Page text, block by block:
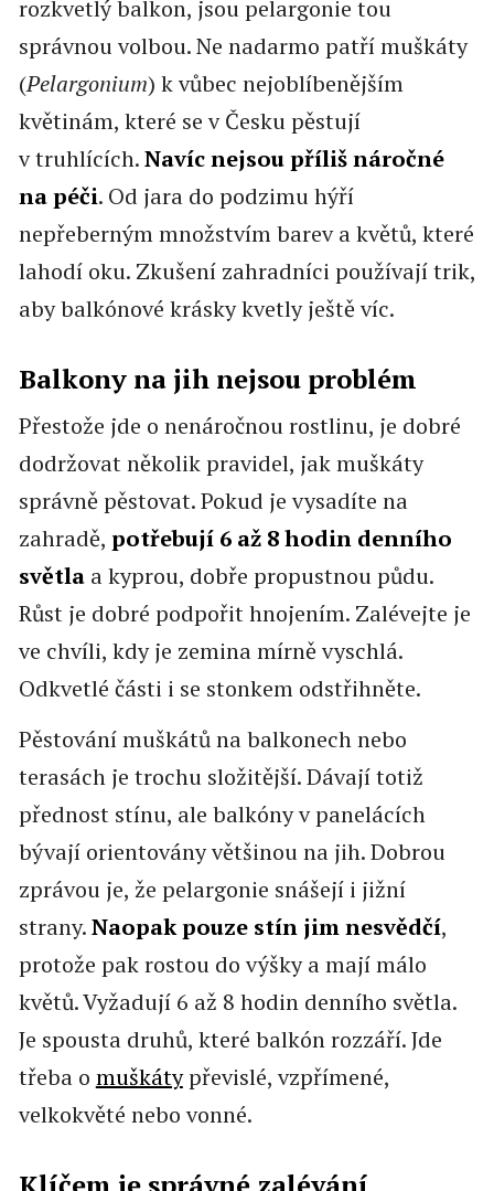
rozkvetlý balkon, jsou pelargonie tou
správnou volbou. Ne nadarmo patří muškáty
(Pelargonium) k vůbec nejoblíbenějším
květinám, které se v Česku pěstují
v truhlících.Navíc nejsou příliš náročné
na péči. Od jara do podzimu hýří
nepřeberným množstvím barev a květů, které
lahodí oku. Zkušení zahradníci používají trik,
aby balkónové krásky kvetly ještě víc.
Balkony na jih nejsou problém
Přestože jde o nenáročnou rostlinu, je dobré
dodržovat několik pravidel, jak muškáty
správně pěstovat. Pokud je vysadíte na
zahradě, potřebují 6 až 8 hodin denního
světlaa kyprou, dobře propustnou půdu.
Růst je dobré podpořit hnojením. Zalévejte je
ve chvíli, kdy je zemina mírně vyschlá.
Odkvetlé části i se stonkem odstřihněte.
Pěstování muškátů na balkonech nebo
terasách je trochu složitější. Dávají totiž
přednost stínu, ale balkóny v panelácích
bývají orientovány většinou na jih. Dobrou
zprávou je, že pelargonie snášejí i jižní
strany.Naopak pouze stín jim nesvědčí,
protože pak rostou do výšky a mají málo
květů. Vyžadují 6 až 8 hodin denního světla.
Je spousta druhů, které balkón rozzáří. Jde
třeba o muškátypřevislé, vzpřímené,
velkokvěté nebo vonné.